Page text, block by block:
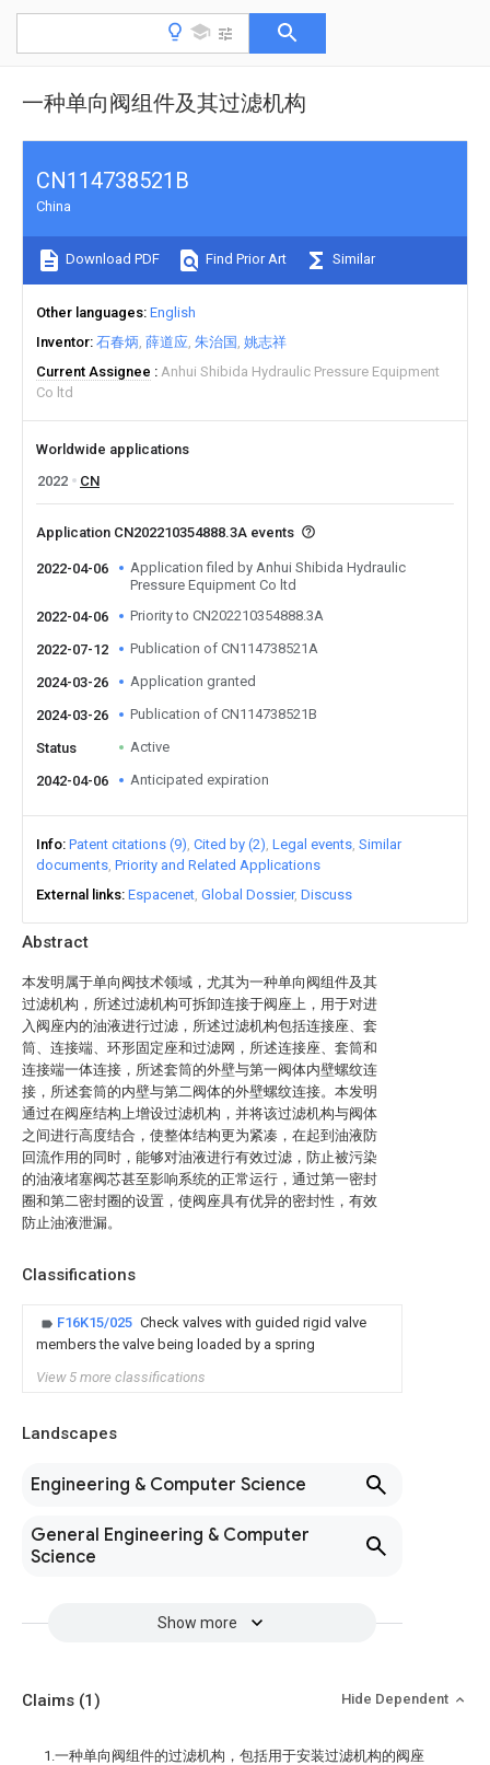
一种单向阀组件及其过滤机构
Abstract
本发明属于单向阀技术领域，尤其为一种单向阀组件及其
过滤机构，所述过滤机构可拆卸连接于阀座上，用于对进
入阀座内的油液进行过滤，所述过滤机构包括连接座、套
筒、连接端、环形固定座和过滤网，所述连接座、套筒和
连接端一体连接，所述套筒的外壁与第一阀体内壁螺纹连
接，所述套筒的内壁与第二阀体的外壁螺纹连接。本发明
通过在阀座结构上增设过滤机构，并将该过滤机构与阀体
之间进行高度结合，使整体结构更为紧凑，在起到油液防
回流作用的同时，能够对油液进行有效过滤，防止被污染
的油液堵塞阀芯甚至影响系统的正常运行，通过第一密封
圈和第二密封圈的设置，使阀座具有优异的密封性，有效
防止油液泄漏。
Classifications
F16K15/025 Check valves with guided rigid valve
members the valve being loaded by a spring
View 5 more classifications
Landscapes
Engineering & Computer Science
General Engineering & Computer
Science
Show more
CN114738521B
China
Download PDF Find Prior Art Similar
Other languages English
Inventor 石春炳 薛道应 朱治国 姚志祥
Current Assignee
Anhui Shibida Hydraulic Pressure Equipment
Co ltd
Worldwide applications
2022
CN
Application CN202210354888.3A events
2022-04-06
Application filed by Anhui Shibida Hydraulic
Pressure Equipment Co ltd
2022-04-06
Priority to CN202210354888.3A
2022-07-12 Publication of CN114738521A
2024-03-26 Application granted
2024-03-26 Publication of CN114738521B
Status Active
2042-04-06 Anticipated expiration
Info Patent citations (9) Cited by (2) Legal events Similar
documents Priority and Related Applications
External links Espacenet Global Dossier Discuss
Claims (1) Hide Dependent
1.一种单向阀组件的过滤机构，包括用于安装过滤机构的阀座